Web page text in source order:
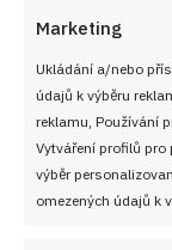
Marketing
Ukládání a/nebo
údajů k výběru
reklamu, Používání
Vytváření profilů
výběr
omezených údajů k